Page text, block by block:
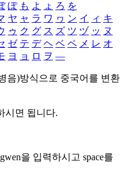
ぽ も よ ょ ろ を
ヤ ャ ラ ワ ヮ ン イ ィ キ
ゥ ク グ ス ズ ツ ヅ ッ ヌ
ゼ テ デ ヘ ベ ペ メ レ オ
ヨ ョ ロ ヲ ―
음)방식으로 중국어를 변환
시면 됩니다.
을 입력하시고 space를